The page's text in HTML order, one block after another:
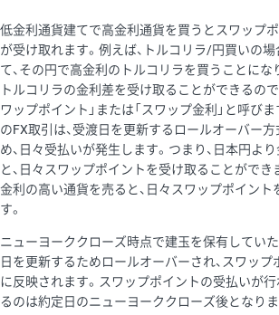
低金利通貨建てで高金利通貨を買うとスワップポ
が受け取れます。例えば、トルコリラ/円買いの場
て、その円で高金利のトルコリラを買うことにな
トルコリラの金利差を受け取ることができるので
ワップポイント」または「スワップ金利」と呼び
のFX取引は、受渡日を更新するロールオーバー
め、日々受払いが発生します。つまり、日本円よ
と、日々スワップポイントを受け取ることができ
金利の高い通貨を売ると、日々スワップポイント
す。
ニューヨーククローズ時点で建玉を保有してい
日を更新するためロールオーバーされ、スワップ
に反映されます。スワップポイントの受払いが行
るのは約定日のニューヨーククローズ後となりま